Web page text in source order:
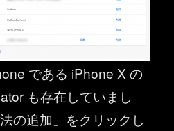
である iPhone X の
も存在していまし
の追加」をクリックし